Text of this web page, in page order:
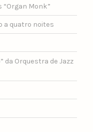
“Organ Monk”
a quatro noites
da Orquestra de Jazz